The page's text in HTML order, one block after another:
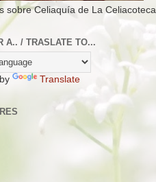
sobre Celiaquía de La Celiacoteca
A.. / TRASLATE TO...
Translate